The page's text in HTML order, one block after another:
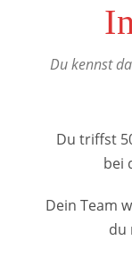
Du kennst
Du triffst
bei
Dein Team
du